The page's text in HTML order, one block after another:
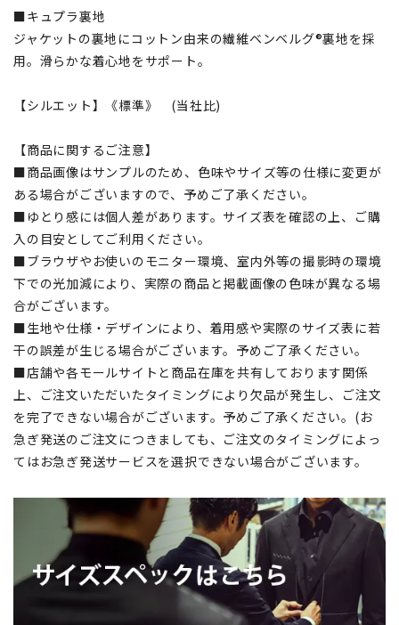
■キュプラ裏地
ジャケットの裏地にコットン由来の繊維ベンベルグ®裏地を採
用。滑らかな着心地をサポート。
【シルエット】《標準》 (当社比)
【商品に関するご注意】
■商品画像はサンプルのため、色味やサイズ等の仕様に変更が
ある場合がございますので、予めご了承ください。
■ゆとり感には個人差があります。サイズ表を確認の上、ご購
入の目安としてご利用ください。
■ブラウザやお使いのモニター環境、室内外等の撮影時の環境
下での光加減により、実際の商品と掲載画像の色味が異なる場
合がございます。
■生地や仕様・デザインにより、着用感や実際のサイズ表に若
干の誤差が生じる場合がございます。予めご了承ください。
■店舗や各モールサイトと商品在庫を共有しております関係
上、ご注文いただいたタイミングにより欠品が発生し、ご注文
を完了できない場合がございます。予めご了承ください。(お
急ぎ発送のご注文につきましても、ご注文のタイミングによっ
てはお急ぎ発送サービスを選択できない場合がございます。